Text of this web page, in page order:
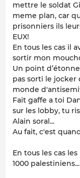
mettre le soldat
meme plan, car
prisonniers ils
EUX!
En tous les cas il
sortir mon
Un point
pas sorti le jocker
monde
Fait gaffe a toi
sur les lobby, tu
Alain soral...
Au fait, c'est
En tous les cas
1000 palestiniens...